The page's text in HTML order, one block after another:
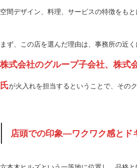
空間デザイン、料理、サービスの特徴をも
まず、この店を選んだ理由は、事務所の近
株式会社のグループ子会社、株式
氏が火入れを担当するということで、その
店頭での印象—ワクワク感とド